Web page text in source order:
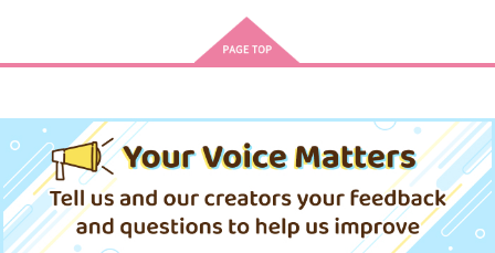
姿くん
木持アート出版
太陽の騎士
木持アート出版
巻き添えピープル！
Red Waltz
ドギアス 反逆のルル
ーシュ メモリアルピ
クチャーズ 額縁マグ
ネットコレクショ
ン BOX
5,500円（税込）
サンプル
作品詳細
ーシュ メモリアルピ
クチャーズ アクキー
ン BOX
5,445円（税込）
サンプル
スレッドエッジ コー
ドギアス 反逆のルル
ーシュ メモリアルピ
クチャーズ スクエア
缶バッジコレクショ
ン BOX
3,300円（税込）
サンプル
作品詳細